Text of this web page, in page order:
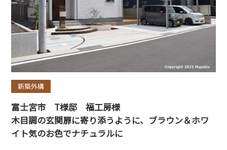
新築外構
富士宮市 T様邸 福工房様
木目調の玄関扉に寄り添うように、ブラウン＆ホワ
イト気のお色でナチュラルに